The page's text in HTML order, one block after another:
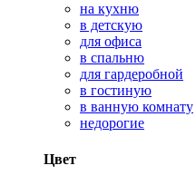
на кухню
в детскую
для офиса
в спальню
для гардеробной
в гостиную
в ванную комнату
недорогие
Цвет